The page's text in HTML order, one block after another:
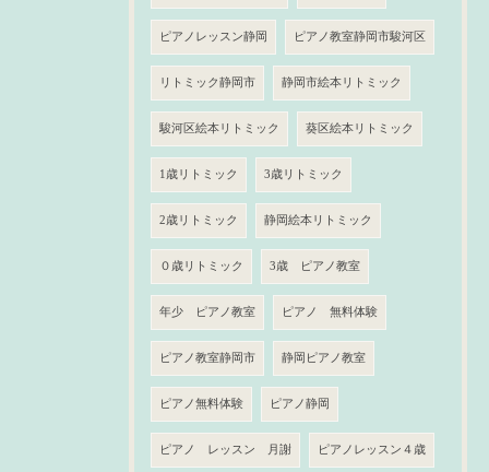
ピアノレッスン静岡 ピアノ教室静岡市駿河区
リトミック静岡市 静岡市絵本リトミック
駿河区絵本リトミック 葵区絵本リトミック
1歳リトミック 3歳リトミック
2歳リトミック 静岡絵本リトミック
０歳リトミック 3歳 ピアノ教室
年少 ピアノ教室 ピアノ 無料体験
ピアノ教室静岡市 静岡ピアノ教室
ピアノ無料体験 ピアノ静岡
ピアノ レッスン 月謝 ピアノレッスン４歳